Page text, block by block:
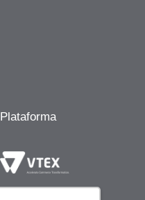
Plataforma